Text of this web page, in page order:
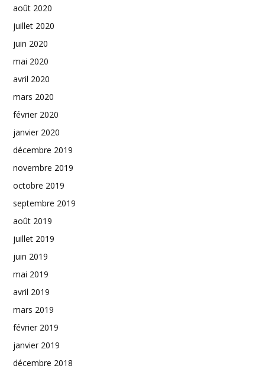
août 2020
juillet 2020
juin 2020
mai 2020
avril 2020
mars 2020
février 2020
janvier 2020
décembre 2019
novembre 2019
octobre 2019
septembre 2019
août 2019
juillet 2019
juin 2019
mai 2019
avril 2019
mars 2019
février 2019
janvier 2019
décembre 2018